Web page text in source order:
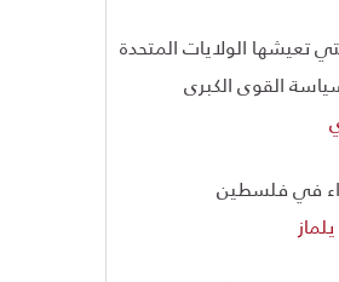
تعيشها الولايات المتحدة
القوى الكبرى
في فلسطين